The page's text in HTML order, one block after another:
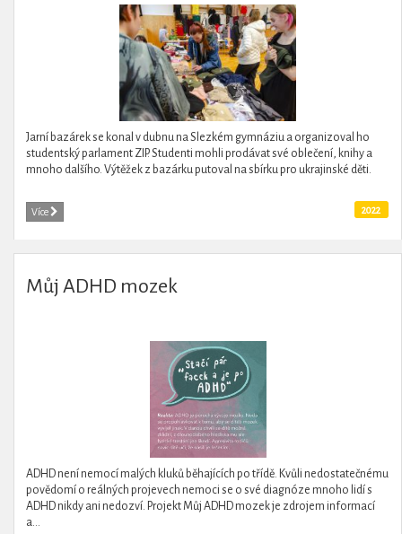
Jarní bazárek se konal v dubnu na Slezkém gymnáziu a organizoval ho
studentský parlament ZIP. Studenti mohli prodávat své oblečení, knihy a
mnoho dalšího. Výtěžek z bazárku putoval na sbírku pro ukrajinské děti.
Více 2022
Můj ADHD mozek
ADHD není nemocí malých kluků běhajících po třídě. Kvůli nedostatečnému
povědomí o reálných projevech nemoci se o své diagnóze mnoho lidí s
ADHD nikdy ani nedozví. Projekt Můj ADHD mozek je zdrojem informací
a...